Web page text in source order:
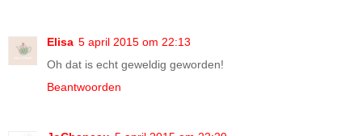
Elisa 5 april 2015 om 22:13
Oh dat is echt geweldig geworden!
Beantwoorden